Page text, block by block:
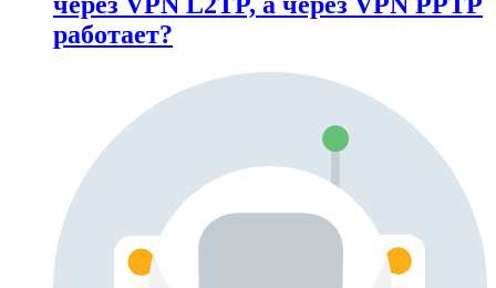
работает?